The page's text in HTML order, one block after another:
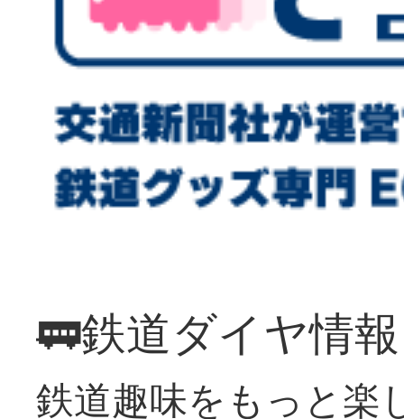
🚃鉄道ダイヤ情
鉄道趣味をもっと楽